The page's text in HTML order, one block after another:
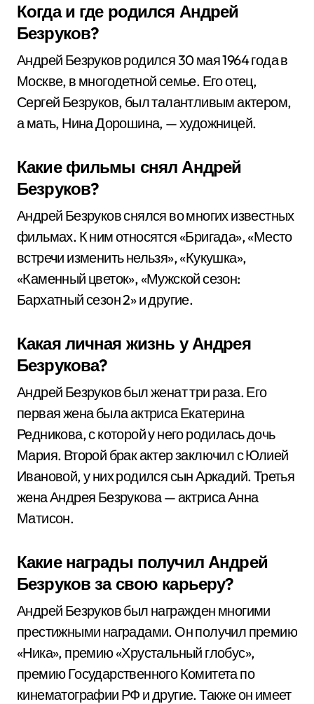
Когда и где родился Андрей
Безруков?
Андрей Безруков родился 30 мая 1964 года в
Москве, в многодетной семье. Его отец,
Сергей Безруков, был талантливым актером,
а мать, Нина Дорошина, — художницей.
Какие фильмы снял Андрей
Безруков?
Андрей Безруков снялся во многих известных
фильмах. К ним относятся «Бригада», «Место
встречи изменить нельзя», «Кукушка»,
«Каменный цветок», «Мужской сезон:
Бархатный сезон 2» и другие.
Какая личная жизнь у Андрея
Безрукова?
Андрей Безруков был женат три раза. Его
первая жена была актриса Екатерина
Редникова, с которой у него родилась дочь
Мария. Второй брак актер заключил с Юлией
Ивановой, у них родился сын Аркадий. Третья
жена Андрея Безрукова — актриса Анна
Матисон.
Какие награды получил Андрей
Безруков за свою карьеру?
Андрей Безруков был награжден многими
престижными наградами. Он получил премию
«Ника», премию «Хрустальный глобус»,
премию Государственного Комитета по
кинематографии РФ и другие. Также он имеет